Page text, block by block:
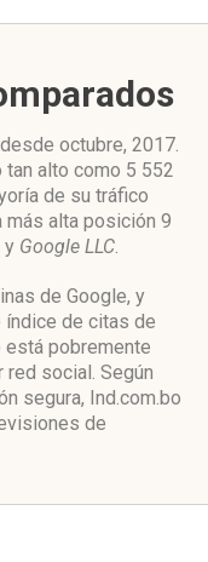
octubre, 2017.
alto como 5 552
de su tráfico
más alta posición 9
y Google LLC.
de Google, y
de citas de
está pobremente
red social. Según
segura, Ind.com.bo
de